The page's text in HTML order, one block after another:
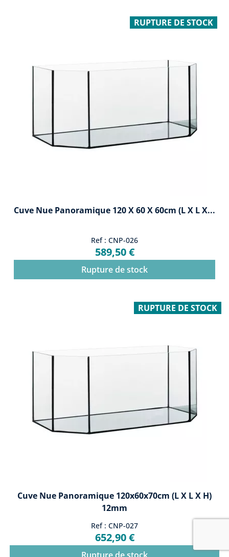
Cuve Nue Panoramique 120 X 60 X 60cm (L X L X...
Ref : CNP-026
589,50 €
Rupture de stock
RUPTURE DE STOCK
Cuve Nue Panoramique 120x60x70cm (L X L X H)
12mm
Ref : CNP-027
652,90 €
RUPTURE DE STOCK